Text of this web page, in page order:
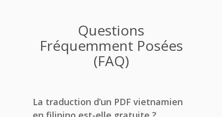
Questions
Fréquemment Posées
(FAQ)
La traduction d’un PDF vietnamien